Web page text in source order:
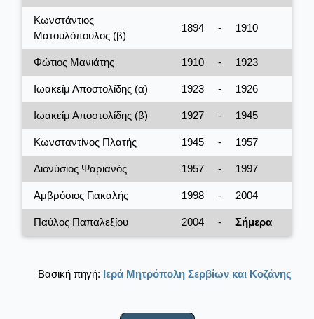
Κωνστάντιος
Ματουλόπουλος (β)
1894 - 1910
Φώτιος Μανιάτης 1910 - 1923
Ιωακείμ Αποστολίδης (α) 1923 - 1926
Ιωακείμ Αποστολίδης (β) 1927 - 1945
Κωνσταντίνος Πλατής 1945 - 1957
Διονύσιος Ψαριανός 1957 - 1997
Αμβρόσιος Γιακαλής 1998 - 2004
Παύλος Παπαλεξίου 2004 - Σήμερα
Βασική πηγή: Ιερά Μητρόπολη Σερβίων και Κοζάνης